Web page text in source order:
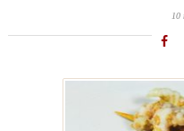
10